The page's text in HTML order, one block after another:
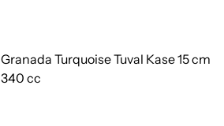
Granada Turquoise Tuval Kase 15 cm
340 cc